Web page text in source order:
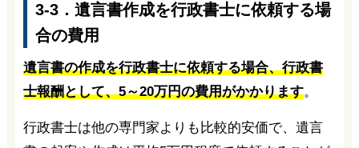
3-3．遺言書作成を行政書士に依頼する場
合の費用
遺言書の作成を行政書士に依頼する場合、行政書
士報酬として、5～20万円の費用がかかります。
行政書士は他の専門家よりも比較的安価で、遺言